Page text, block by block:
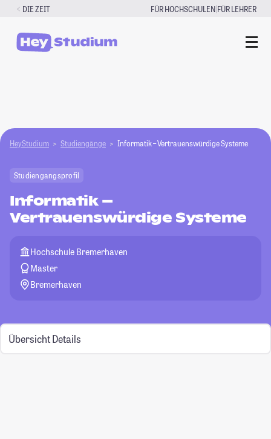
Zum
springen
DIE ZEIT FÜR HOCHSCHULEN|FÜR LEHRER
HeyStudium Studiengänge Informatik – Vertrauenswürdige Systeme
Studiengangsprofil
Informatik –
Vertrauenswürdige Systeme
Hochschule Bremerhaven
Master
Bremerhaven
Übersicht Details